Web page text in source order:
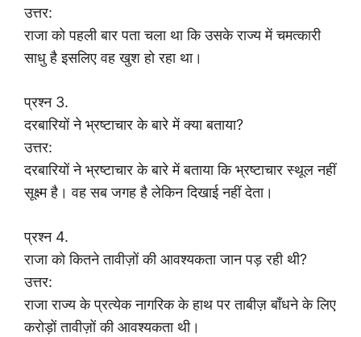
उत्तर:
राजा को पहली बार पता चला था कि उसके राज्य में चमत्कारी
साधु है इसलिए वह खुश हो रहा था।
प्रश्न 3.
दरबारियों ने भ्रष्टाचार के बारे में क्या बताया?
उत्तर:
दरबारियों ने भ्रष्टाचार के बारे में बताया कि भ्रष्टाचार स्थूल नहीं
सूक्ष्म है। वह सब जगह है लेकिन दिखाई नहीं देता।
प्रश्न 4.
राजा को कितने तावीज़ों की आवश्यकता जान पड़ रही थी?
उत्तर:
राजा राज्य के प्रत्येक नागरिक के हाथ पर ताबीज़ बाँधने के लिए
करोड़ों तावीज़ों की आवश्यकता थी।